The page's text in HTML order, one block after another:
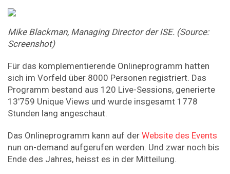
Mike Blackman, Managing Director der ISE. (Source:
Screenshot)
Für das komplementierende Onlineprogramm hatten
sich im Vorfeld über 8000 Personen registriert. Das
Programm bestand aus 120 Live-Sessions, generierte
13'759 Unique Views und wurde insgesamt 1778
Stunden lang angeschaut.
Das Onlineprogramm kann auf der Website des Events
nun on-demand aufgerufen werden. Und zwar noch bis
Ende des Jahres, heisst es in der Mitteilung.